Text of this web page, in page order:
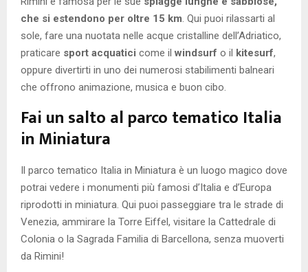
che si estendono per oltre 15 km. Qui puoi rilassarti al
sole, fare una nuotata nelle acque cristalline dell’Adriatico,
praticare sport acquatici come il windsurf o il kitesurf,
oppure divertirti in uno dei numerosi stabilimenti balneari
che offrono animazione, musica e buon cibo.
Fai un salto al parco tematico Italia
in Miniatura
Il parco tematico Italia in Miniatura è un luogo magico dove
potrai vedere i monumenti più famosi d’Italia e d’Europa
riprodotti in miniatura. Qui puoi passeggiare tra le strade di
Venezia, ammirare la Torre Eiffel, visitare la Cattedrale di
Colonia o la Sagrada Familia di Barcellona, senza muoverti
da Rimini!